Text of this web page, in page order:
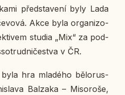
před­sta­ve­ní byly Lada
Akce byla or­ga­ni­zo­
studia „Mix“ za pod­
v ČR.
byla hra mla­dé­ho bě­lo­rus­
Bal­za­ka – Mi­so­ro­še,